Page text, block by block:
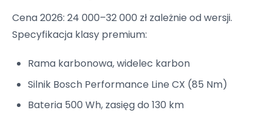
Cena 2026: 24 000–32 000 zł zależnie od wersji.
Specyfikacja klasy premium:
Rama karbonowa, widelec karbon
Silnik Bosch Performance Line CX (85 Nm)
Bateria 500 Wh, zasięg do 130 km